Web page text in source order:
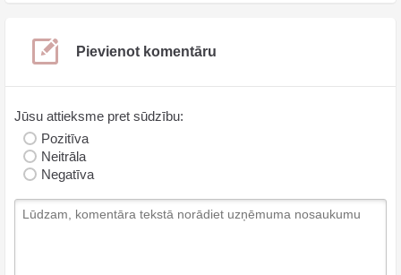
Pievienot komentāru
Jūsu attieksme pret sūdzību:
Pozitīva
Neitrāla
Negatīva